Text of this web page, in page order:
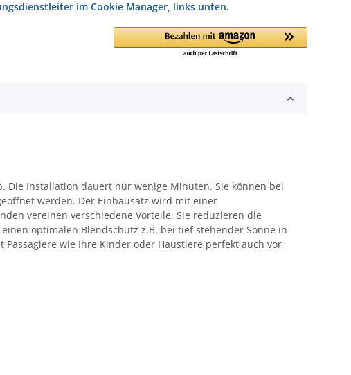
im Cookie Manager, links unten.
Die Installation dauert nur wenige Minuten. Sie können bei
werden. Der Einbausatz wird mit einer
vereinen verschiedene Vorteile. Sie reduzieren die
optimalen Blendschutz z.B. bei tief stehender Sonne in
wie Ihre Kinder oder Haustiere perfekt auch vor